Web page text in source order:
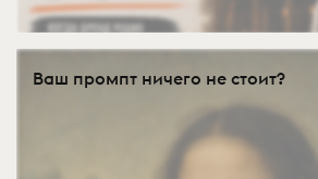
Ваш промпт ничего не стоит?